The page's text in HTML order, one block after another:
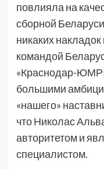
повлияла на
сборной
никаких накладок
командой
«Краснодар-
большими
«нашего»
что Николас
авторитетом и
специалистом.